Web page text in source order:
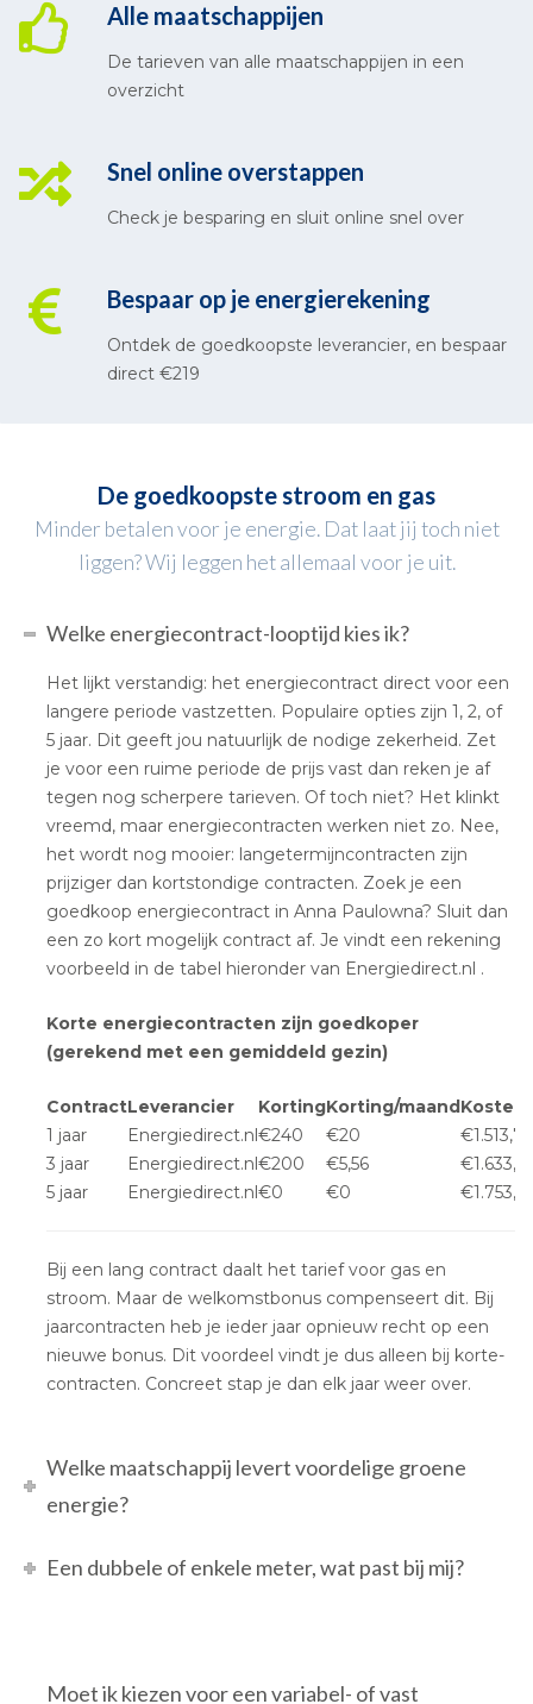
Alle maatschappijen
De tarieven van alle maatschappijen in een
overzicht
Snel online overstappen
Check je besparing en sluit online snel over
Bespaar op je energierekening
Ontdek de goedkoopste leverancier, en bespaar
direct €219
De goedkoopste stroom en gas
Minder betalen voor je energie. Dat laat jij toch niet
liggen? Wij leggen het allemaal voor je uit.
Welke energiecontract-looptijd kies ik?
Het lijkt verstandig: het energiecontract direct voor een
langere periode vastzetten. Populaire opties zijn 1, 2, of
5 jaar. Dit geeft jou natuurlijk de nodige zekerheid. Zet
je voor een ruime periode de prijs vast dan reken je af
tegen nog scherpere tarieven. Of toch niet? Het klinkt
vreemd, maar energiecontracten werken niet zo. Nee,
het wordt nog mooier: langetermijncontracten zijn
prijziger dan kortstondige contracten. Zoek je een
goedkoop energiecontract in Anna Paulowna? Sluit dan
een zo kort mogelijk contract af. Je vindt een rekening
voorbeeld in de tabel hieronder van Energiedirect.nl .
Korte energiecontracten zijn goedkoper
(gerekend met een gemiddeld gezin)
ContractLeverancier KortingKorting/maand
1 jaar
Energiedirect.nl€240 €20
3 jaar
Energiedirect.nl€200 €5,56
5 jaar
Energiedirect.nl€0 €0
Bij een lang contract daalt het tarief voor gas en
stroom. Maar de welkomstbonus compenseert dit. Bij
jaarcontracten heb je ieder jaar opnieuw recht op een
nieuwe bonus. Dit voordeel vindt je dus alleen bij korte-
contracten. Concreet stap je dan elk jaar weer over.
Welke maatschappij levert voordelige groene
energie?
Een dubbele of enkele meter, wat past bij mij?
Moet ik kiezen voor een variabel- of vast